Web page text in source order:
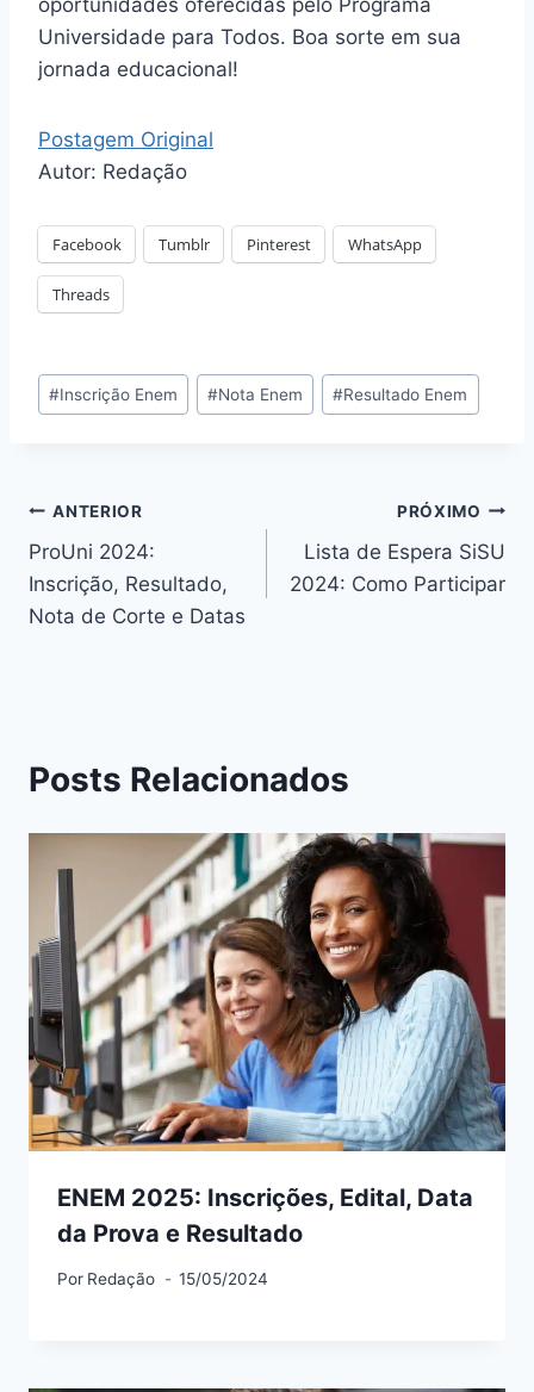
Universidade para Todos. Boa sorte em sua
jornada educacional!
Postagem Original
Autor: Redação
Facebook Tumblr Pinterest WhatsApp
Threads
Tags
do
#Inscrição Enem #Nota Enem #Resultado Enem
Navegação
de
Post
ANTERIOR
ProUni 2024:
Inscrição, Resultado,
Nota de Corte e Datas
PRÓXIMO
Lista de Espera SiSU
2024: Como Participar
Posts Relacionados
ENEM 2025: Inscrições, Edital, Data
da Prova e Resultado
Por Redação 15/05/2024